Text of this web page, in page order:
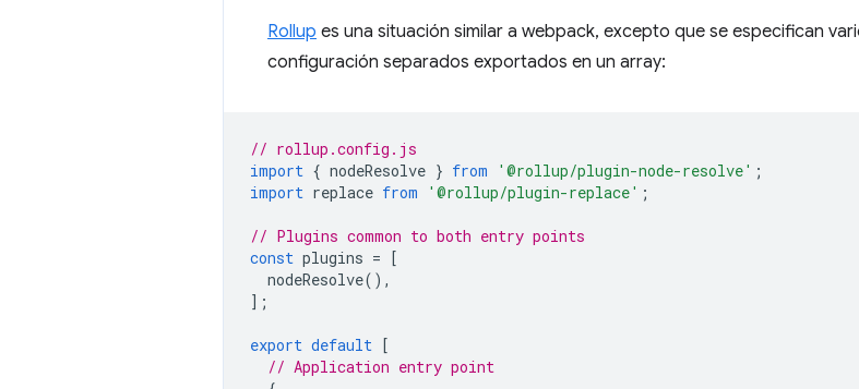
Rollup es una situación similar a webpack, excepto que se especifican
configuración separados exportados en un array:
// rollup.config.js
import { nodeResolve } from '@rollup/plugin-node-resolve' ;
import replace from '@rollup/plugin-replace' ;
// Plugins common to both entry points
const plugins = [
nodeResolve(),
];
export default [
// Application entry point